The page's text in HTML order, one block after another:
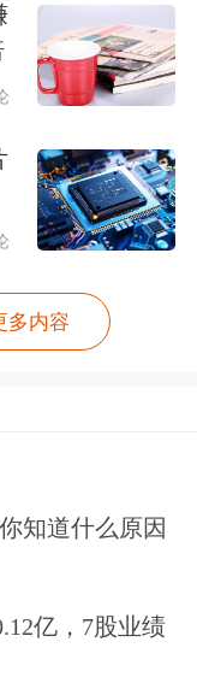
希望通过更
的门窗来改
露了一组数
是616亿平
窗的面积是
年一个装修
，这就又是
长郝际平表
多内容
知道什么原因
亿，7股业绩